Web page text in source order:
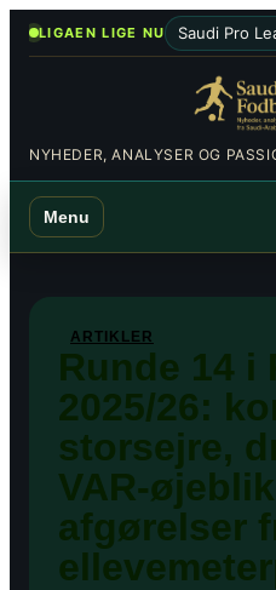
SpringLIGAEN LIGE NU Saudi Pro
Menu
ARTIKLER
Runde 14 i
2025/26:
storsejre,
VAR-
afgørelser